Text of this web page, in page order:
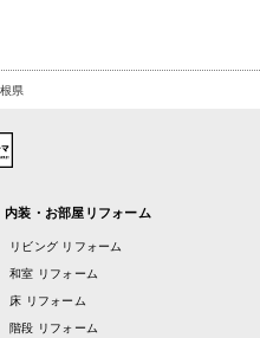
県
内装・お部屋リフォーム
リビング リフォーム
和室 リフォーム
床 リフォーム
階段 リフォーム